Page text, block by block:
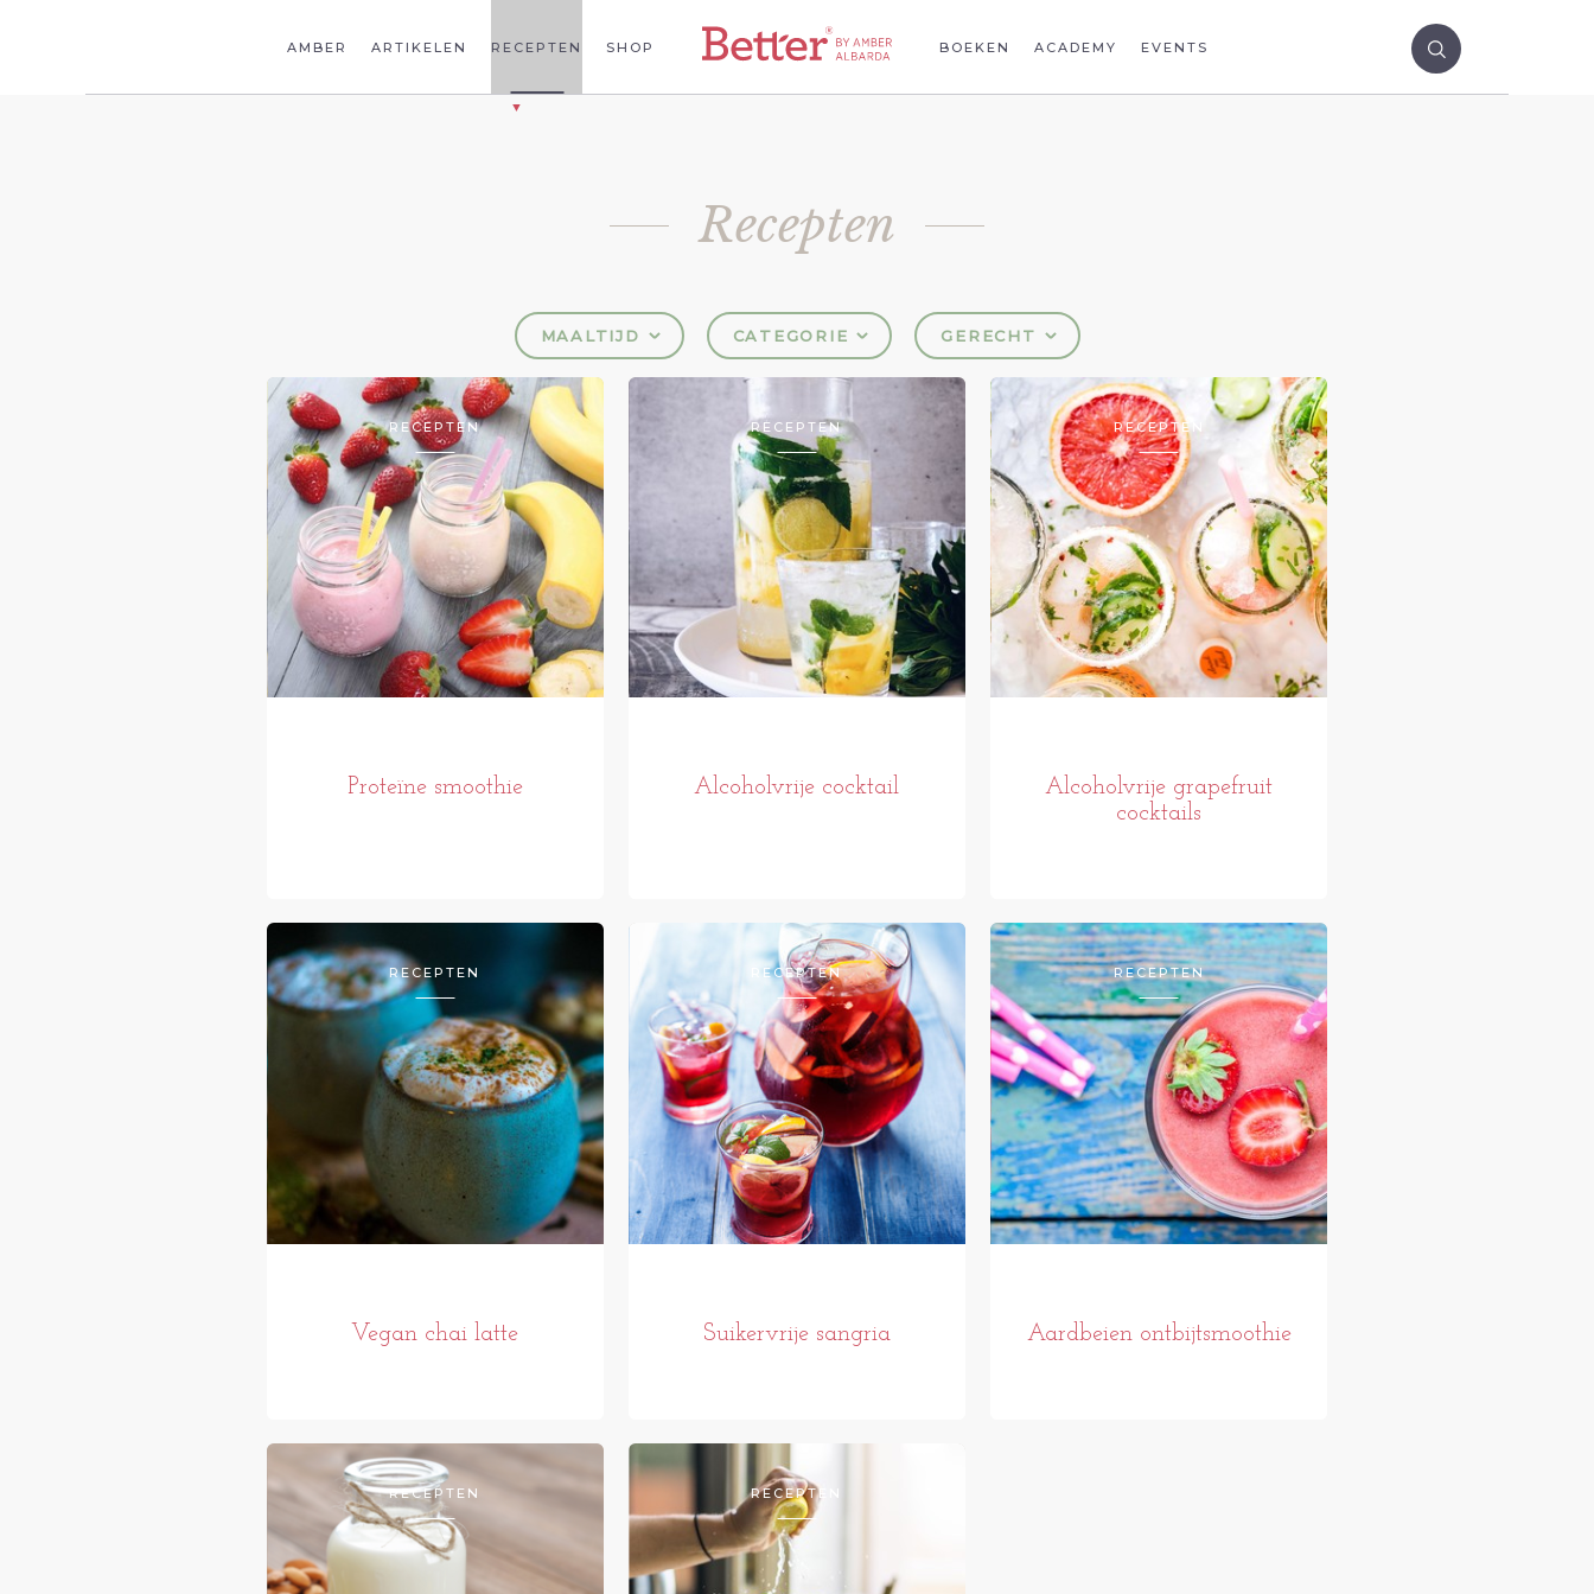
AMBER ARTIKELEN RECEPTEN SHOP BOEKEN ACADEMY EVENTS
Recepten
MAALTIJD CATEGORIE GERECHT
RECEPTEN
Proteïne smoothie
RECEPTEN
Alcoholvrije cocktail
RECEPTEN
Alcoholvrije grapefruit
cocktails
RECEPTEN
Vegan chai latte
RECEPTEN
Suikervrije sangria
RECEPTEN
Aardbeien ontbijtsmoothie
RECEPTEN RECEPTEN